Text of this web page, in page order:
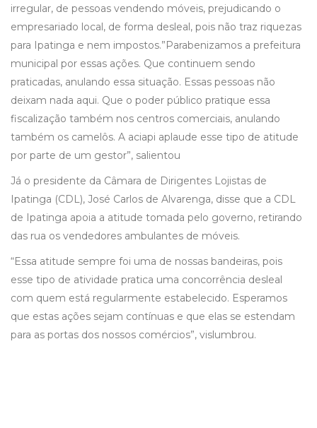
irregular, de pessoas vendendo móveis, prejudicando o
empresariado local, de forma desleal, pois não traz riquezas
para Ipatinga e nem impostos.”Parabenizamos a prefeitura
municipal por essas ações. Que continuem sendo
praticadas, anulando essa situação. Essas pessoas não
deixam nada aqui. Que o poder público pratique essa
fiscalização também nos centros comerciais, anulando
também os camelôs. A aciapi aplaude esse tipo de atitude
por parte de um gestor”, salientou
Já o presidente da Câmara de Dirigentes Lojistas de
Ipatinga (CDL), José Carlos de Alvarenga, disse que a CDL
de Ipatinga apoia a atitude tomada pelo governo, retirando
das rua os vendedores ambulantes de móveis.
“Essa atitude sempre foi uma de nossas bandeiras, pois
esse tipo de atividade pratica uma concorrência desleal
com quem está regularmente estabelecido. Esperamos
que estas ações sejam contínuas e que elas se estendam
para as portas dos nossos comércios”, vislumbrou.